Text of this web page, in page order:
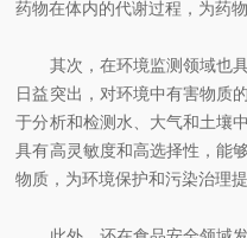
药物在体内的代谢过程，为药
其次，在环境监测领域也具
日益突出，对环境中有害物质
于分析和检测水、大气和土壤
具有高灵敏度和高选择性，能
物质，为环境保护和污染治理